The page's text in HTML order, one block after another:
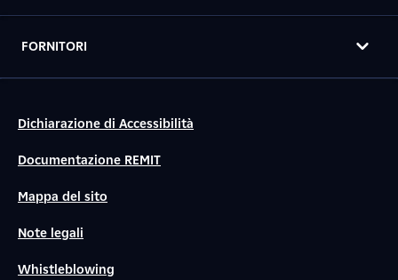
FORNITORI
Dichiarazione di Accessibilità
Documentazione REMIT
Mappa del sito
Note legali
Whistleblowing